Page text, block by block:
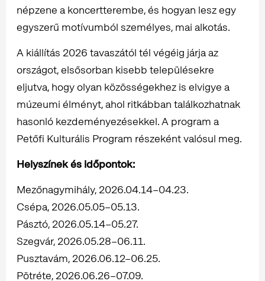
népzene a koncertterembe, és hogyan lesz egy
egyszerű motívumból személyes, mai alkotás.
A kiállítás 2026 tavaszától tél végéig járja az
országot, elsősorban kisebb településekre
eljutva, hogy olyan közösségekhez is elvigye a
múzeumi élményt, ahol ritkábban találkozhatnak
hasonló kezdeményezésekkel. A program a
Petőfi Kulturális Program részeként valósul meg.
Helyszínek és időpontok:
Mezőnagymihály, 2026.04.14–04.23.
Csépa, 2026.05.05–05.13.
Pásztó, 2026.05.14–05.27.
Szegvár, 2026.05.28–06.11.
Pusztavám, 2026.06.12–06.25.
Pötréte, 2026.06.26–07.09.